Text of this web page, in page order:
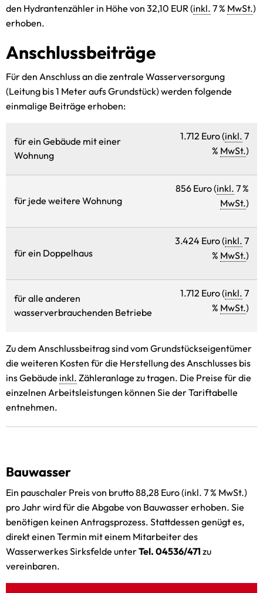
den Hydrantenzähler in Höhe von 32,10 EUR (inkl. 7 % MwSt.)
erhoben.
Anschlussbeiträge
Für den Anschluss an die zentrale Wasserversorgung
(Leitung bis 1 Meter aufs Grundstück) werden folgende
einmalige Beiträge erhoben:
für ein Gebäude mit einer
Wohnung
1.712 Euro (inkl. 7
% MwSt.)
für jede weitere Wohnung
856 Euro (inkl. 7 %
MwSt.)
für ein Doppelhaus
3.424 Euro (inkl. 7
% MwSt.)
für alle anderen
wasserverbrauchenden Betriebe
1.712 Euro (inkl. 7
% MwSt.)
Zu dem Anschlussbeitrag sind vom Grundstückseigentümer
die weiteren Kosten für die Herstellung des Anschlusses bis
ins Gebäude inkl. Zähleranlage zu tragen. Die Preise für die
einzelnen Arbeitsleistungen können Sie der Tariftabelle
entnehmen.
Bauwasser
Ein pauschaler Preis von brutto 88,28 Euro (inkl. 7 % MwSt.)
pro Jahr wird für die Abgabe von Bauwasser erhoben. Sie
benötigen keinen Antragsprozess. Stattdessen genügt es,
direkt einen Termin mit einem Mitarbeiter des
Wasserwerkes Sirksfelde unterTel. 04536/471 zu
vereinbaren.